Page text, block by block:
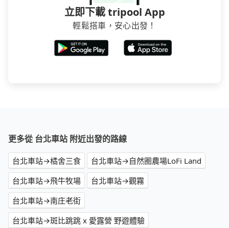
立即下載 tripool App
輕鬆搭車，安心出發！
更多從 台北車站 附近出發的路線
台北車站→橘舍三食
台北車站→自然圈農場LoFi Land
台北車站→飛牛牧場
台北車站→觀霧
台北車站→南庄老街
台北車站→斑比跳跳 x 愛露營 野遊體驗